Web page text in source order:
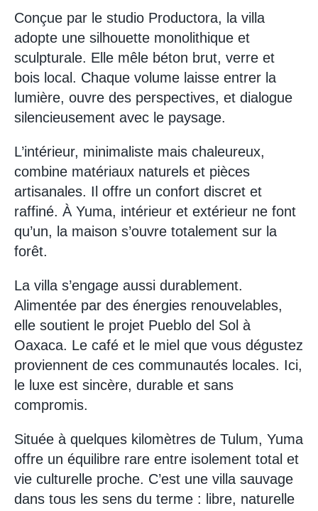
Conçue par le studio Productora, la villa
adopte une silhouette monolithique et
sculpturale. Elle mêle béton brut, verre et
bois local. Chaque volume laisse entrer la
lumière, ouvre des perspectives, et dialogue
silencieusement avec le paysage.
L’intérieur, minimaliste mais chaleureux,
combine matériaux naturels et pièces
artisanales. Il offre un confort discret et
raffiné. À Yuma, intérieur et extérieur ne font
qu’un, la maison s’ouvre totalement sur la
forêt.
La villa s’engage aussi durablement.
Alimentée par des énergies renouvelables,
elle soutient le projet Pueblo del Sol à
Oaxaca. Le café et le miel que vous dégustez
proviennent de ces communautés locales. Ici,
le luxe est sincère, durable et sans
compromis.
Située à quelques kilomètres de Tulum, Yuma
offre un équilibre rare entre isolement total et
vie culturelle proche. C’est une villa sauvage
dans tous les sens du terme : libre, naturelle